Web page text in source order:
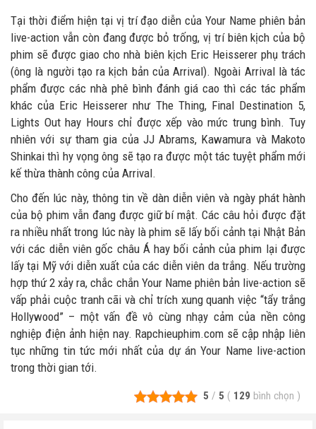
Tại thời điểm hiện tại vị trí đạo diễn của Your Name phiên bản
live-action vẫn còn đang được bỏ trống, vị trí biên kịch của bộ
phim sẽ được giao cho nhà biên kịch Eric Heisserer phụ trách
(ông là người tạo ra kịch bản của Arrival). Ngoài Arrival là tác
phẩm được các nhà phê bình đánh giá cao thì các tác phẩm
khác của Eric Heisserer như The Thing, Final Destination 5,
Lights Out hay Hours chỉ được xếp vào mức trung bình. Tuy
nhiên với sự tham gia của JJ Abrams, Kawamura và Makoto
Shinkai thì hy vọng ông sẽ tạo ra được một tác tuyệt phẩm mới
kế thừa thành công của Arrival.
Cho đến lúc này, thông tin về dàn diễn viên và ngày phát hành
của bộ phim vẫn đang được giữ bí mật. Các câu hỏi được đặt
ra nhiều nhất trong lúc này là phim sẽ lấy bối cảnh tại Nhật Bản
với các diễn viên gốc châu Á hay bối cảnh của phim lại được
lấy tại Mỹ với diễn xuất của các diễn viên da trắng. Nếu trường
hợp thứ 2 xảy ra, chắc chắn Your Name phiên bản live-action sẽ
vấp phải cuộc tranh cãi và chỉ trích xung quanh việc “tẩy trắng
Hollywood” – một vấn đề vô cùng nhạy cảm của nền công
nghiệp điện ảnh hiện nay. Rapchieuphim.com sẽ cập nhập liên
tục những tin tức mới nhất của dự án Your Name live-action
trong thời gian tới.
5 / 5 ( 129 bình chọn )